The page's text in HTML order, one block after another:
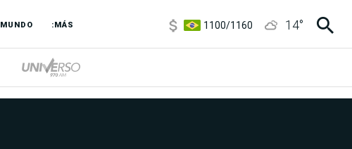
MUNDO :MÁS
3,8/4
14°